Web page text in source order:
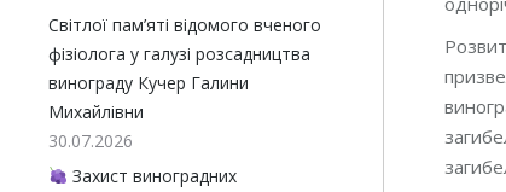
Світлої пам’яті відомого вченого
фізіолога у галузі розсадництва
винограду Кучер Галини
Михайлівни
30.07.2026
Захист виноградних